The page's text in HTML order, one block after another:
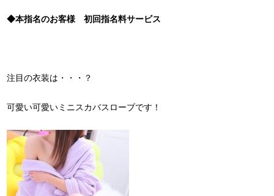
◆本指名のお客様 初回指名料サービス
注目の衣装は・・・？
可愛い可愛いミニスカバスローブです！